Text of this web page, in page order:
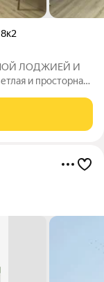
ЛОДЖИЕЙ И
и просторная
и для выгодной